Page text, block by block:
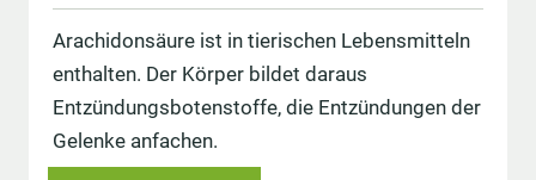
Arachidonsäure ist in tierischen Lebensmitteln
enthalten. Der Körper bildet daraus
Entzündungsbotenstoffe, die Entzündungen der
Gelenke anfachen.